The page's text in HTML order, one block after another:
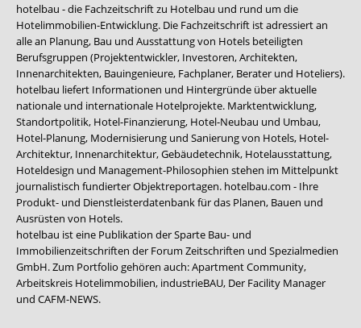
hotelbau - die Fachzeitschrift zu Hotelbau und rund um die
Hotelimmobilien-Entwicklung. Die Fachzeitschrift ist adressiert an
alle an Planung, Bau und Ausstattung von Hotels beteiligten
Berufsgruppen (Projektentwickler, Investoren, Architekten,
Innenarchitekten, Bauingenieure, Fachplaner, Berater und Hoteliers).
hotelbau liefert Informationen und Hintergründe über aktuelle
nationale und internationale Hotelprojekte. Marktentwicklung,
Standortpolitik, Hotel-Finanzierung, Hotel-Neubau und Umbau,
Hotel-Planung, Modernisierung und Sanierung von Hotels, Hotel-
Architektur, Innenarchitektur, Gebäudetechnik, Hotelausstattung,
Hoteldesign und Management-Philosophien stehen im Mittelpunkt
journalistisch fundierter Objektreportagen. hotelbau.com - Ihre
Produkt- und Dienstleisterdatenbank für das Planen, Bauen und
Ausrüsten von Hotels.
hotelbau ist eine Publikation der Sparte Bau- und
Immobilienzeitschriften der Forum Zeitschriften und Spezialmedien
GmbH. Zum Portfolio gehören auch:Apartment Community,
Arbeitskreis Hotelimmobilien, industrieBAU, Der Facility Manager
und CAFM-NEWS.